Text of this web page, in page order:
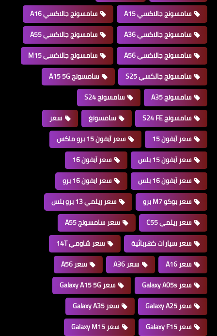
سامسونج جالاكسي A15
سامسونج جالاكسي A16
سامسونج جالاكسي A36
سامسونج جالاكسي A55
سامسونج جالاكسي A56
سامسونج جالاكسي M15
سامسونج جالكسي S25
سامسونج A15 5G
سامسونج A35
سامسونج S24
سامسونج S24 FE
سامسونغ
سعر
سعر آيفون 15
سعر آيفون 15 برو ماكس
سعر آيفون 15 بلس
سعر آيفون 16
سعر آيفون 16 بلس
سعر ايفون 16 برو
سعر بوكو M7 برو
سعر ريلمي 13 برو بلس
سعر ريلمي C55
سعر سامسونج A55
سعر سيارات كهربائية
سعر شاومي 14T
سعر A16
سعر A36
سعر A56
سعر Galaxy A05s
سعر Galaxy A15 5G
سعر Galaxy A25
سعر Galaxy A35
سعر Galaxy F15
سعر Galaxy M15